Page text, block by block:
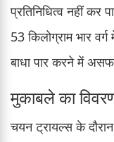
प्रतिनिधित्व नहीं कर
53 किलोग्राम भार
बाधा पार करने में
मुकाबले का
चयन ट्रायल्स के